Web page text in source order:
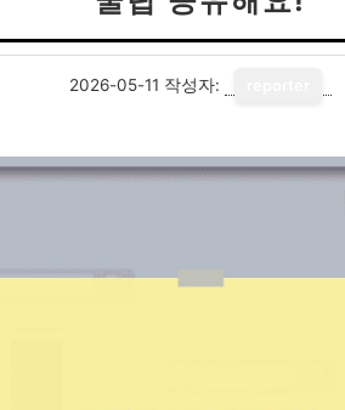
2026-05-11 작성자: